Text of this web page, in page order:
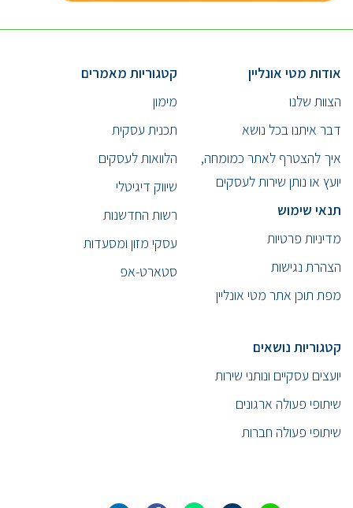
אודות מטי אונליין
הצוות שלנו
דבר איתנו בכל נושא
איך להצטרף לאתר כמומחה,
יועץ או נותן שירות לעסקים
תנאי שימוש
מדיניות פרטיות
הצהרת נגישות
מפת תוכן אתר מטי אונליין
קטגוריות מאמרים
מימון
תכנית עסקית
הלוואות לעסקים
שיווק דיגיטלי
רשות החדשנות
עסקי מזון ומסעדות
סטארט-אפ
קטגוריות נושאים
יועצים עסקיים ונותני שירות
שיתופי פעולה ארגונים
שיתופי פעולה חברות